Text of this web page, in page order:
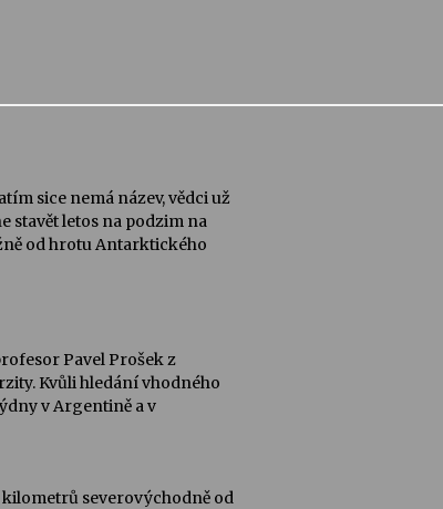
sice nemá název, vědci už
stavět letos na podzim na
od hrotu Antarktického
Pavel Prošek z
Kvůli hledání vhodného
v Argentině a v
kilometrů severovýchodně od